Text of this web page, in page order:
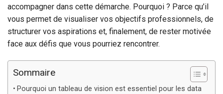
accompagner dans cette démarche. Pourquoi ? Parce qu’il
vous permet de visualiser vos objectifs professionnels, de
structurer vos aspirations et, finalement, de rester motivée
face aux défis que vous pourriez rencontrer.
Sommaire
Pourquoi un tableau de vision est essentiel pour les data